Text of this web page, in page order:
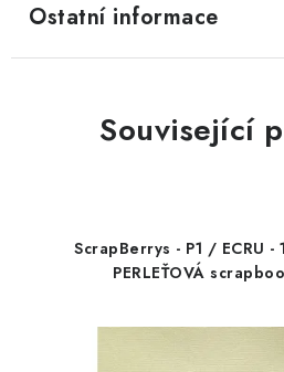
Ostatní informace
Související
ScrapBerrys - P1 / ECRU
PERLEŤOVÁ